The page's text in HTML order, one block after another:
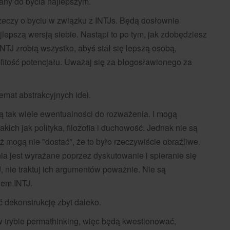
o byciu w związku z INTJs. Będą dosłownie
wersją siebie. Nastąpi to po tym, jak zdobędziesz
zrobią wszystko, abyś stał się lepszą osobą,
potencjału. Uważaj się za błogosławionego za
abstrakcyjnych idei.
wiele ewentualności do rozważenia. I mogą
jak polityka, filozofia i duchowość. Jednak nie są
nie "dostać", że to było rzeczywiście obraźliwe.
jest wyrażane poprzez dyskutowanie i spieranie się
nie traktuj ich argumentów poważnie. Nie są
INTJ.
dekonstrukcję zbyt daleko.
permathinking, więc będą kwestionować,